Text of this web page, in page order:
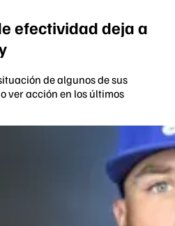
efectividad deja a
de algunos de sus
ver acción en los últimos